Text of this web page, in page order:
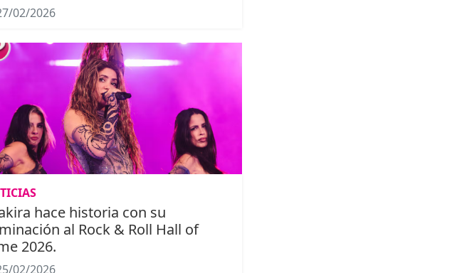
02/2026
hace historia con su
al Rock & Roll Hall of
2026.
02/2026